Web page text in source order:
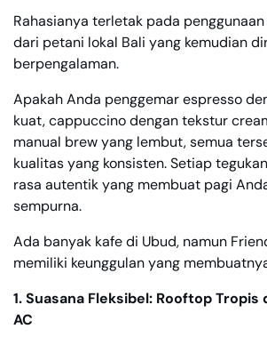
Rahasianya terletak pada
dari petani lokal Bali yang kemudian
berpengalaman.
Apakah Anda penggemar espresso
kuat, cappuccino dengan tekstur
manual brew yang lembut, semua
kualitas yang konsisten. Setiap
rasa autentik yang membuat pagi
sempurna.
Ada banyak kafe di Ubud, namun
memiliki keunggulan yang
1. Suasana Fleksibel: Rooftop
AC